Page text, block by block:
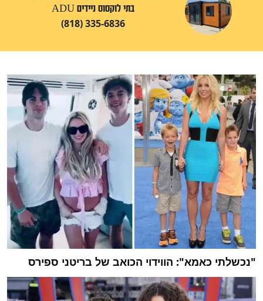
בתי לוקסוס ניידים ADU
(818) 335-6836
"נכשלתי כאמא": הווידוי הכואב של בריטני ספירס